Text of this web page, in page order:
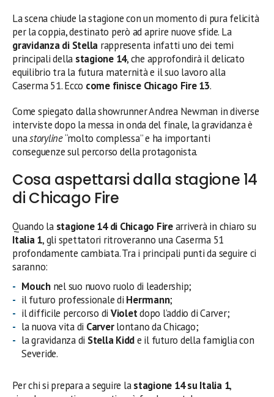
La scena chiude la stagione con un momento di pura felicità
per la coppia, destinato però ad aprire nuove sfide. La
gravidanza di Stella rappresenta infatti uno dei temi
principali della stagione 14, che approfondirà il delicato
equilibrio tra la futura maternità e il suo lavoro alla
Caserma 51. Ecco come finisce Chicago Fire 13.
Come spiegato dalla showrunner Andrea Newman in diverse
interviste dopo la messa in onda del finale, la gravidanza è
unastoryline“molto complessa” e ha importanti
conseguenze sul percorso della protagonista.
Cosa aspettarsi dalla stagione 14
di Chicago Fire
Quando la stagione 14 di Chicago Firearriverà in chiaro su
Italia 1, gli spettatori ritroveranno una Caserma 51
profondamente cambiata. Tra i principali punti da seguire ci
saranno:
Mouchnel suo nuovo ruolo di leadership;
il futuro professionale di Herrmann;
il difficile percorso di Violetdopo l’addio di Carver;
la nuova vita di Carverlontano da Chicago;
la gravidanza di Stella Kidde il futuro della famiglia con
Severide.
Per chi si prepara a seguire lastagione 14 su Italia 1,